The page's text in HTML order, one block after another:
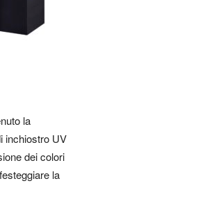
la
inchiostro UV
dei colori
la